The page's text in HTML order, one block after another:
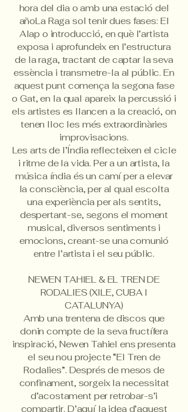
hora del dia o amb una estació del
añoLa Raga sol tenir dues fases: El
Alap o introducció, en què l’artista
exposa i aprofundeix en l’estructura
de la raga, tractant de captar la seva
essència i transmetre-la al públic. En
aquest punt comença la segona fase
o Gat, en la qual apareix la percussió i
els artistes es llancen a la creació, on
tenen lloc les més extraordinàries
improvisacions.
Les arts de l’Índia reflecteixen el cicle
i ritme de la vida. Per a un artista, la
música índia és un camí per a elevar
la consciència, per al qual escolta
una experiència per als sentits,
despertant-se, segons el moment
musical, diversos sentiments i
emocions, creant-se una comunió
entre l’artista i el seu públic.
NEWEN TAHIEL & EL TREN DE
RODALIES (XILE, CUBA I
CATALUNYA)
Amb una trentena de discos que
donin compte de la seva fructífera
inspiració, Newen Tahiel ens presenta
el seu nou projecte “El Tren de
Rodalies”. Després de mesos de
confinament, sorgeix la necessitat
d’acostament per retrobar-s’i
compartir. D’aquí la idea d’aquest